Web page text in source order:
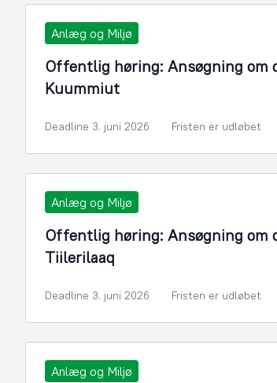
Anlæg og Miljø
Offentlig høring: Ansøgning
Kuummiut
Deadline 3. juni 2026 Fristen er udløbet
Anlæg og Miljø
Offentlig høring: Ansøgning
Tiilerilaaq
Deadline 3. juni 2026 Fristen er udløbet
Anlæg og Miljø